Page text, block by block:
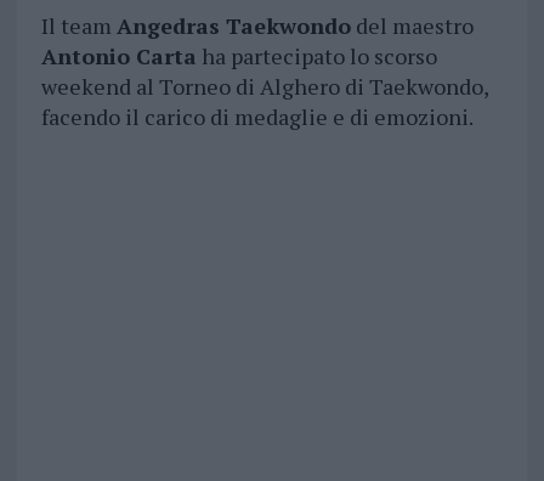
Il team Angedras Taekwondodel maestro
Antonio Carta ha partecipato lo scorso
weekend al Torneo di Alghero di Taekwondo,
facendo il carico di medaglie e di emozioni.